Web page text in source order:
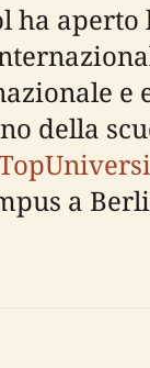
ha
della
a